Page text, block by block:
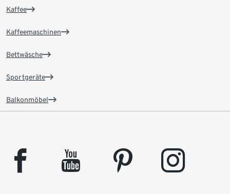
Kaffee
Kaffeemaschinen
Bettwäsche
Sportgeräte
Balkonmöbel
facebook youtube pinterest instagram